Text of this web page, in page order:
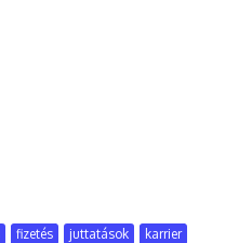
fizetés juttatások
karrier